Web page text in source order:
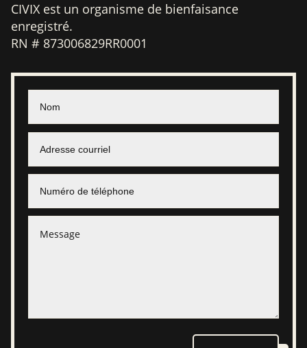
CIVIX est un organisme de bienfaisance
enregistré.
RN # 873006829RR0001
courriel
de
téléphone